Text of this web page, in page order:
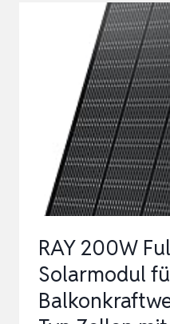
FÜR
FÜR
RAY 200W
Solarmodul